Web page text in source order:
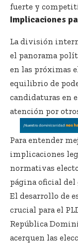
fuerte y
Implicaciones
La división
el panorama
en las próximas
equilibrio de
candidaturas en
atención por
Para entender
implicaciones
normativas
página oficial
El desarrollo de
crucial para el
República
acerquen las